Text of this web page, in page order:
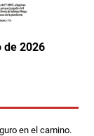
de 2026
en el camino.